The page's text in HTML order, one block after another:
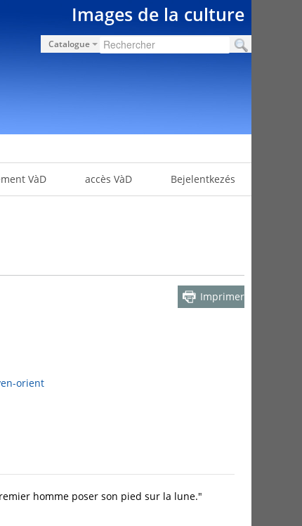
Images de la culture
Catalogue
VàD accès VàD Bejelentkezés
Imprimer
orient
homme poser son pied sur la lune."